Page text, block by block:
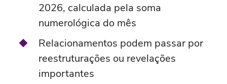
2026, calculada pela soma
numerológica do mês
Relacionamentos podem passar por
reestruturações ou revelações
importantes